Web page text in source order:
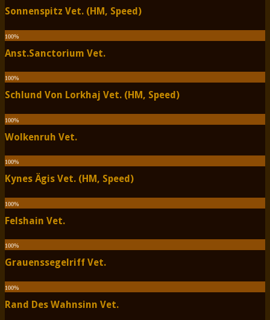
Sonnenspitz Vet. (HM, Speed)
100%
Anst.Sanctorium Vet.
100%
Schlund Von Lorkhaj Vet. (HM, Speed)
100%
Wolkenruh Vet.
100%
Kynes Ägis Vet. (HM, Speed)
100%
Felshain Vet.
100%
Grauenssegelriff Vet.
100%
Rand Des Wahnsinn Vet.